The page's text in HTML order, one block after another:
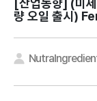
[산업동향]
량 오일 출시)